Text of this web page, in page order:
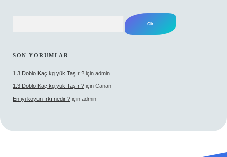
SON YORUMLAR
1.3 Doblo Kaç kg yük Taşır ? için admin
1.3 Doblo Kaç kg yük Taşır ? için Canan
En iyi koyun ırkı nedir ? için admin